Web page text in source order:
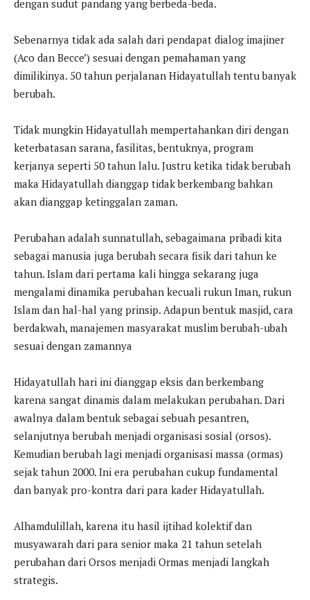
dengan sudut pandang yang berbeda-beda.
Sebenarnya tidak ada salah dari pendapat dialog imajiner
(Aco dan Becce’) sesuai dengan pemahaman yang
dimilikinya. 50 tahun perjalanan Hidayatullah tentu banyak
berubah.
Tidak mungkin Hidayatullah mempertahankan diri dengan
keterbatasan sarana, fasilitas, bentuknya, program
kerjanya seperti 50 tahun lalu. Justru ketika tidak berubah
maka Hidayatullah dianggap tidak berkembang bahkan
akan dianggap ketinggalan zaman.
Perubahan adalah sunnatullah, sebagaimana pribadi kita
sebagai manusia juga berubah secara fisik dari tahun ke
tahun. Islam dari pertama kali hingga sekarang juga
mengalami dinamika perubahan kecuali rukun Iman, rukun
Islam dan hal-hal yang prinsip. Adapun bentuk masjid, cara
berdakwah, manajemen masyarakat muslim berubah-ubah
sesuai dengan zamannya
Hidayatullah hari ini dianggap eksis dan berkembang
karena sangat dinamis dalam melakukan perubahan. Dari
awalnya dalam bentuk sebagai sebuah pesantren,
selanjutnya berubah menjadi organisasi sosial (orsos).
Kemudian berubah lagi menjadi organisasi massa (ormas)
sejak tahun 2000. Ini era perubahan cukup fundamental
dan banyak pro-kontra dari para kader Hidayatullah.
Alhamdulillah, karena itu hasil ijtihad kolektif dan
musyawarah dari para senior maka 21 tahun setelah
perubahan dari Orsos menjadi Ormas menjadi langkah
strategis.